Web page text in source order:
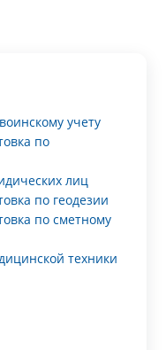
учету
по
лиц
по геодезии
по сметному
техники